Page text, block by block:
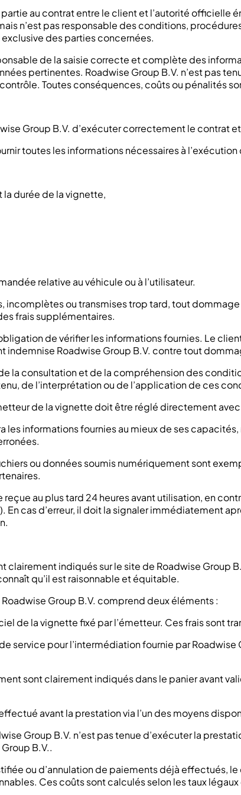
partie au contrat entre le client et l’autorité
n’est pas responsable des conditions,
des parties concernées.
de la saisie correcte et complète des
pertinentes. Roadwise Group B.V. n’est pas
Toutes conséquences, coûts ou pénalités
Group B.V. d’exécuter correctement le contrat
toutes les informations nécessaires à
durée de la vignette,
relative au véhicule ou à l’utilisateur.
incomplètes ou transmises trop tard, tout
frais supplémentaires.
de vérifier les informations fournies. Le
indemnise Roadwise Group B.V. contre tout
la consultation et de la compréhension des
de l’interprétation ou de l’application de ces
de la vignette doit être réglé directement
les informations fournies au mieux de ses
ou données soumis numériquement sont
au plus tard 24 heures avant utilisation, en
En cas d’erreur, il doit la signaler immédiatement
clairement indiqués sur le site de Roadwise
qu’il est raisonnable et équitable.
Group B.V. comprend deux éléments :
de la vignette fixé par l’émetteur. Ces frais sont
service pour l’intermédiation fournie par
sont clairement indiqués dans le panier avant
avant la prestation via l’un des moyens
Group B.V. n’est pas tenue d’exécuter la
B.V..
ou d’annulation de paiements déjà effectués,
Ces coûts sont calculés selon les taux